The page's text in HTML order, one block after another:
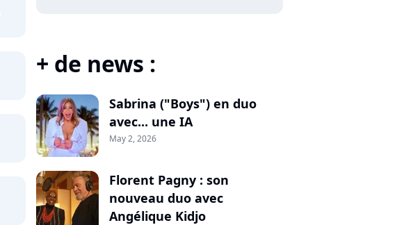
+ de news :
Sabrina ("Boys") en duo
avec... une IA
May 2, 2026
Florent Pagny : son
nouveau duo avec
Angélique Kidjo